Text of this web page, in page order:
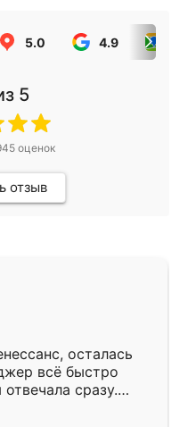
5.0 4.9
5
оценок
отзыв
осталась
всё быстро
сразу.
подошёл к